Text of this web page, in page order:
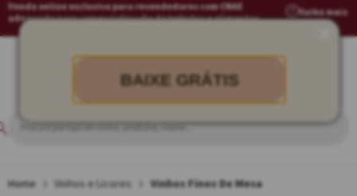
BAIXE GRÁTIS
Venda online exclusiva para revendedores com CNAE
adequado para comercialização de bebidas e alimentos
Saiba mais
Vinhos e Licores Vinhos Finos De Mesa